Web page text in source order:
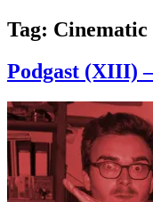
Tag: Cinematic
Podgast (XIII)